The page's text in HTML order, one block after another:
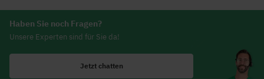
Haben Sie noch Fragen?
Unsere Experten sind für Sie da!
Jetzt chatten